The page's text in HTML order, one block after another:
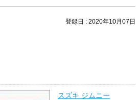
登録日 : 2020年10月07日
スズキ ジムニー